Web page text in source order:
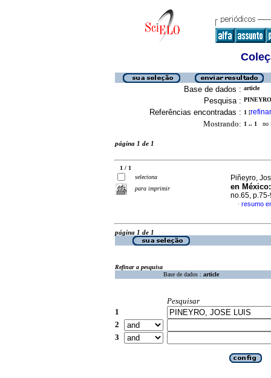
Base de dados : article
Pesquisa :
Referências encontradas : 1 [refinar
Mostrando: 1 .. 1 no
página 1 de 1
1 / 1
seleciona
para imprimir
Piñeyro,
en México
no.65,
· resumo
página 1 de 1
Refinar a pesquisa
Base de dados : article
Pesquisar
1
2
3